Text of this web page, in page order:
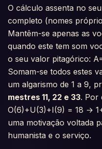
O cálculo assenta no seu
completo (nomes
Mantêm-se apenas as
quando este tem som
o seu valor pitagórico:
Somam-se todos estes
um algarismo de 1 a 9,
mestres 11, 22 e 33. Por
O(6)+U(3)+I(9) = 18 →
uma motivação voltada
humanista e o serviço.